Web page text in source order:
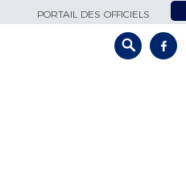
PORTAIL DES OFFICIELS